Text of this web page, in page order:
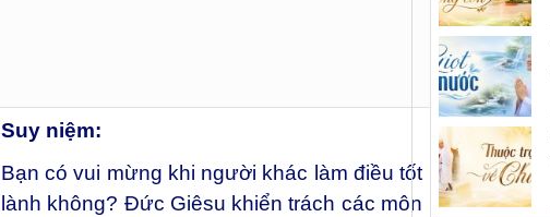
Suy niệm:
Bạn có vui mừng khi người khác làm điều tốt
lành không? Đức Giêsu khiển trách các môn